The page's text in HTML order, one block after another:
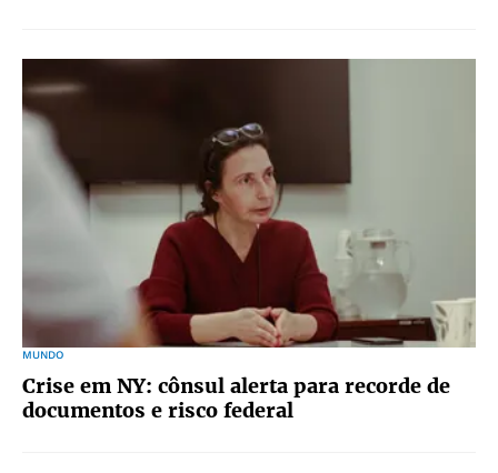
MUNDO
Crise em NY: cônsul alerta para recorde de
documentos e risco federal